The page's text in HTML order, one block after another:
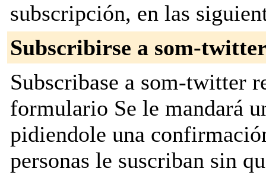
subscripción, en las
Subscribirse a som-
Subscribase a som-twitter
formulario Se le mandará
pidiendole una
personas le suscriban sin